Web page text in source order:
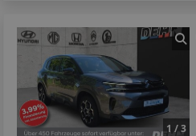
1 / 3